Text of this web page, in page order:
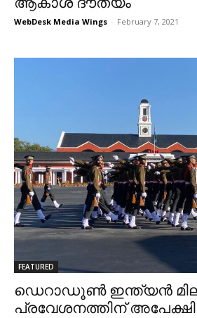
WebDesk Media Wings - February 7, 2021
FEATURED
ഡെറാഡൂൺ ഇന്ത്യൻ
പ്രവേശനത്തിന്